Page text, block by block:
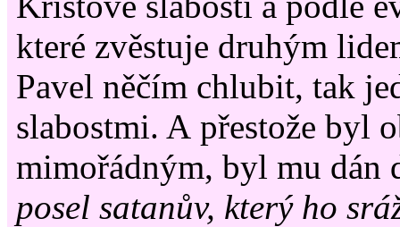
které zvěstuje druhým
Pavel něčím chlubit, tak
slabostmi. A přestože byl
mimořádným, byl mu dán
posel satanův, který ho